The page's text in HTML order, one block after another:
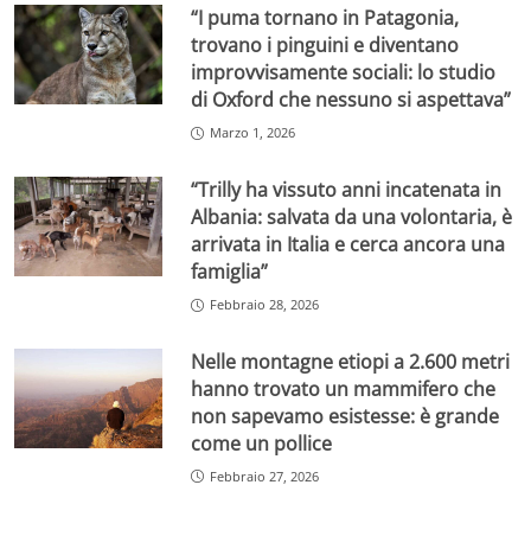
“I puma tornano in Patagonia,
trovano i pinguini e diventano
improvvisamente sociali: lo studio
di Oxford che nessuno si aspettava”
Marzo 1, 2026
“Trilly ha vissuto anni incatenata in
Albania: salvata da una volontaria, è
arrivata in Italia e cerca ancora una
famiglia”
Febbraio 28, 2026
Nelle montagne etiopi a 2.600 metri
hanno trovato un mammifero che
non sapevamo esistesse: è grande
come un pollice
Febbraio 27, 2026